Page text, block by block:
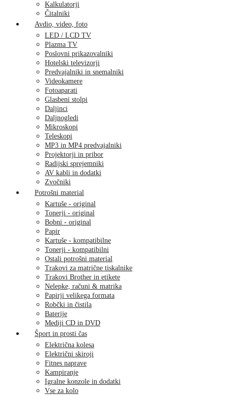
Kalkulatorji
Čitalniki
Avdio, video, foto
LED / LCD TV
Plazma TV
Poslovni prikazovalniki
Hotelski televizorji
Predvajalniki in snemalniki
Videokamere
Fotoaparati
Glasbeni stolpi
Daljinci
Daljnogledi
Mikroskopi
Teleskopi
MP3 in MP4 predvajalniki
Projektorji in pribor
Radijski sprejemniki
AV kabli in dodatki
Zvočniki
Potrošni material
Kartuše - original
Tonerji - original
Bobni - original
Papir
Kartuše - kompatibilne
Tonerji - kompatibilni
Ostali potrošni material
Trakovi za matrične tiskalnike
Trakovi Brother in etikete
Nelepke, računi & matrika
Papirji velikega formata
Robčki in čistila
Baterije
Mediji CD in DVD
Šport in prosti čas
Električna kolesa
Električni skiroji
Fitnes naprave
Kampiranje
Igralne konzole in dodatki
Vse za kolo